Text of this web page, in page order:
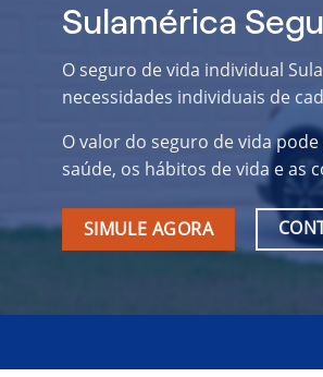
Sulamérica
O seguro de vida individual
necessidades individuais de
O valor do seguro de vida
saúde, os hábitos de vida e as
SIMULE AGORA